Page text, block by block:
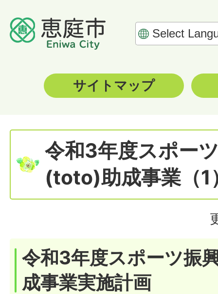
サイトマップ
令和3年度スポー
(toto)助成事業（1
令和3年度スポーツ振
成事業実施計画